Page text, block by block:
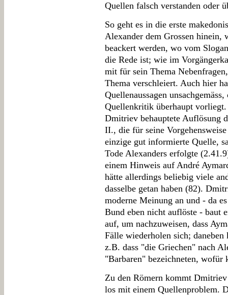
Quellen falsch verstanden oder
So geht es in die erste
Alexander dem Grossen hinein,
beackert werden, wo vom
die Rede ist; wie im
mit für sein Thema
Thema verschleiert. Auch hier
Quellenaussagen
Quellenkritik überhaupt
Dmitriev behauptete Auflösung
II., die für seine
einzige gut informierte Quelle,
Tode Alexanders erfolgte
einem Hinweis auf André
hätte allerdings beliebig viele
dasselbe getan haben (82).
moderne Meinung an und - da
Bund eben nicht auflöste - baut
auf, um nachzuweisen, dass
Fälle wiederholen sich;
z.B. dass "die Griechen" nach
"Barbaren" bezeichneten,
Zu den Römern kommt
los mit einem Quellenproblem.